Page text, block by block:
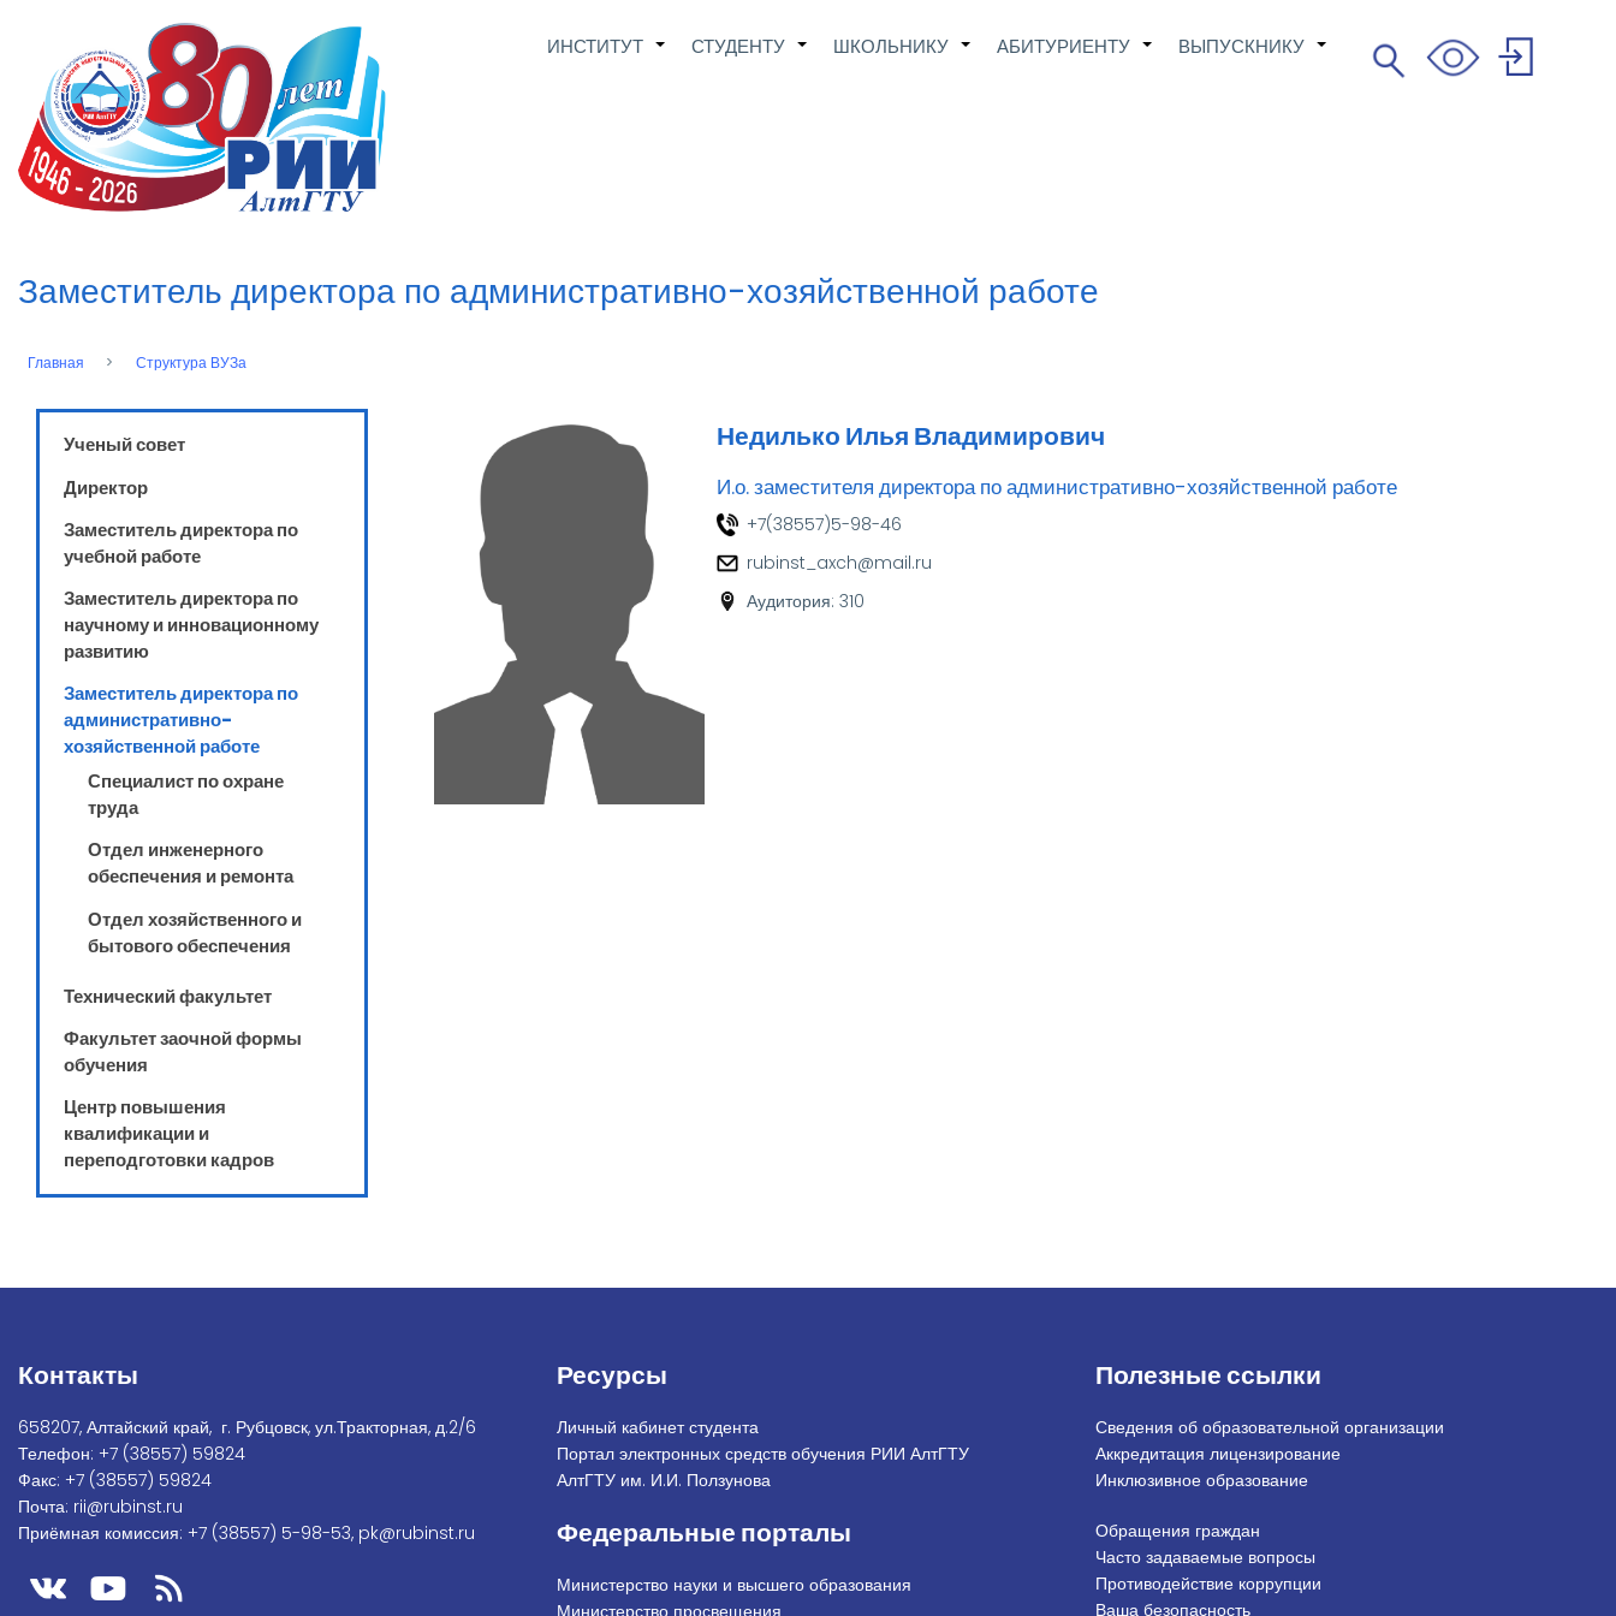
основному
содержанию
Main
+
ИНСТИТУТ +
СТУДЕНТУ +
ШКОЛЬНИКУ +
АБИТУРИЕНТУ +
ВЫПУСКНИКУ Search
Поиск
User
Заместитель директора по административно-хозяйственной работе
Строка
Главная Структура ВУЗа
Ученый совет
Директор
Заместитель директора по
учебной работе
Заместитель директора по
научному и инновационному
развитию
Заместитель директора по
административно-
хозяйственной работе
Специалист по охране
труда
Отдел инженерного
обеспечения и ремонта
Отдел хозяйственного и
бытового обеспечения
Технический факультет
Факультет заочной формы
обучения
Центр повышения
квалификации и
переподготовки кадров
Недилько Илья Владимирович
И.о. заместителя директора по административно-хозяйственной работе
+7(38557)5-98-46
rubinst_axch@mail.ru
Аудитория: 310
Контакты
658207, Алтайский край, г. Рубцовск, ул.Тракторная, д.2/6
Телефон: +7 (38557) 59824
Факс: +7 (38557) 59824
Почта: rii@rubinst.ru
Приёмная комиссия: +7 (38557) 5-98-53, pk@rubinst.ru
Ресурсы
Личный кабинет студента
Портал электронных средств обучения РИИ АлтГТУ
АлтГТУ им. И.И. Ползунова
Федеральные порталы
Министерство науки и высшего образования
Министерство просвещения
Полезные ссылки
Сведения об образовательной организации
Аккредитация лицензирование
Инклюзивное образование
Подвал_право
Обращения граждан
Часто задаваемые вопросы
Противодействие коррупции
Ваша безопасность